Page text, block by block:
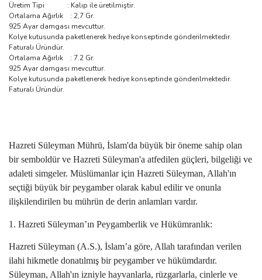
Üretim Tipi : Kalıp ile üretilmiştir.
Ortalama Ağırlık : 2,7 Gr.
925 Ayar damgası mevcuttur.
Kolye kutusunda paketlenerek hediye konseptinde gönderilmektedir.
Faturalı Üründür.
Ortalama Ağırlık : 7.2 Gr.
925 Ayar damgası mevcuttur.
Kolye kutusunda paketlenerek hediye konseptinde gönderilmektedir.
Faturalı Üründür.
Hazreti Süleyman Mührü, İslam'da büyük bir öneme sahip olan
bir semboldür ve Hazreti Süleyman'a atfedilen güçleri, bilgeliği ve
adaleti simgeler. Müslümanlar için Hazreti Süleyman, Allah'ın
seçtiği büyük bir peygamber olarak kabul edilir ve onunla
ilişkilendirilen bu mührün de derin anlamları vardır.
1. Hazreti Süleyman’ın Peygamberlik ve Hükümranlık:
Hazreti Süleyman (A.S.), İslam’a göre, Allah tarafından verilen
ilahi hikmetle donatılmış bir peygamber ve hükümdardır.
Süleyman, Allah'ın izniyle hayvanlarla, rüzgarlarla, cinlerle ve